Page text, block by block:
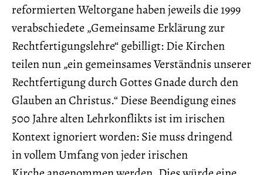
reformierten Weltorgane haben jeweils die 1999
verabschiedete „Gemeinsame Erklärung zur
Rechtfertigungslehre“ gebilligt: Die Kirchen
teilen nun „ein gemeinsames Verständnis unserer
Rechtfertigung durch Gottes Gnade durch den
Glauben an Christus.“ Diese Beendigung eines
500 Jahre alten Lehrkonflikts ist im irischen
Kontext ignoriert worden: Sie muss dringend
in vollem Umfang von jeder irischen